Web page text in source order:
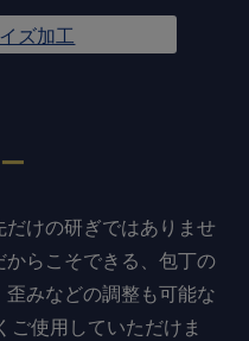
ズ加工
けの研ぎではありませ
らこそできる、包丁の
みなどの調整も可能な
ご使用していただけま